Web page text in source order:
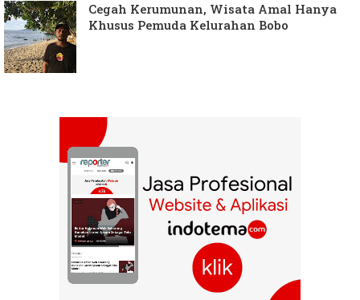
Cegah Kerumunan, Wisata Amal Hanya
Khusus Pemuda Kelurahan Bobo